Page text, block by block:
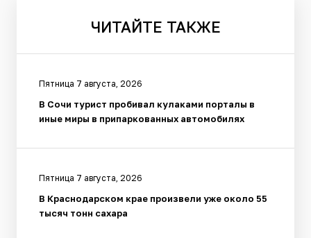
ЧИТАЙТЕ ТАКЖЕ
Пятница 7 августа, 2026
В Сочи турист пробивал кулаками порталы в
иные миры в припаркованных автомобилях
Пятница 7 августа, 2026
В Краснодарском крае произвели уже около 55
тысяч тонн сахара